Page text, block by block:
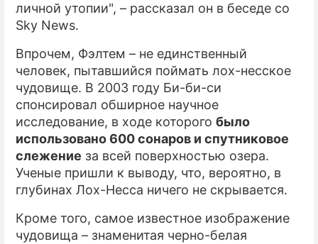
личной утопии", – рассказал он в беседе со
Sky News.
Впрочем, Фэлтем – не единственный
человек, пытавшийся поймать лох-несское
чудовище. В 2003 году Би-би-си
спонсировал обширное научное
исследование, в ходе которого было
использовано 600 сонаров и спутниковое
слежение за всей поверхностью озера.
Ученые пришли к выводу, что, вероятно, в
глубинах Лох-Несса ничего не скрывается.
Кроме того, самое известное изображение
чудовища – знаменитая черно-белая